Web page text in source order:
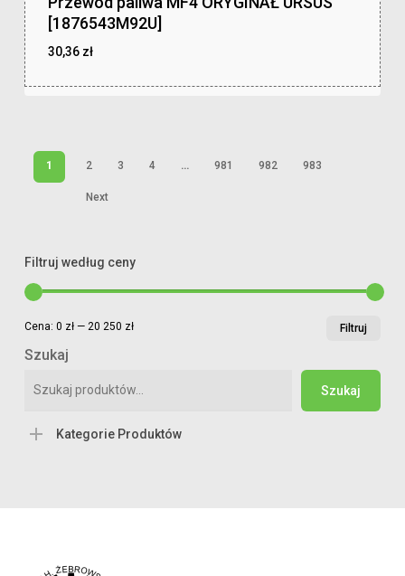
[1876543M92U]
30,36 zł
1 2 3 4 … 981 982 983
Next
Filtruj według ceny
Filtruj
Cena: 0 zł— 20 250 zł
Szukaj
Szukaj
Kategorie Produktów